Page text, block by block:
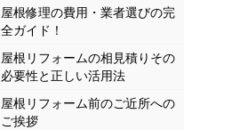
屋根修理の費用・業者選びの完
全ガイド！
屋根リフォームの相見積りその
必要性と正しい活用法
屋根リフォーム前のご近所への
ご挨拶